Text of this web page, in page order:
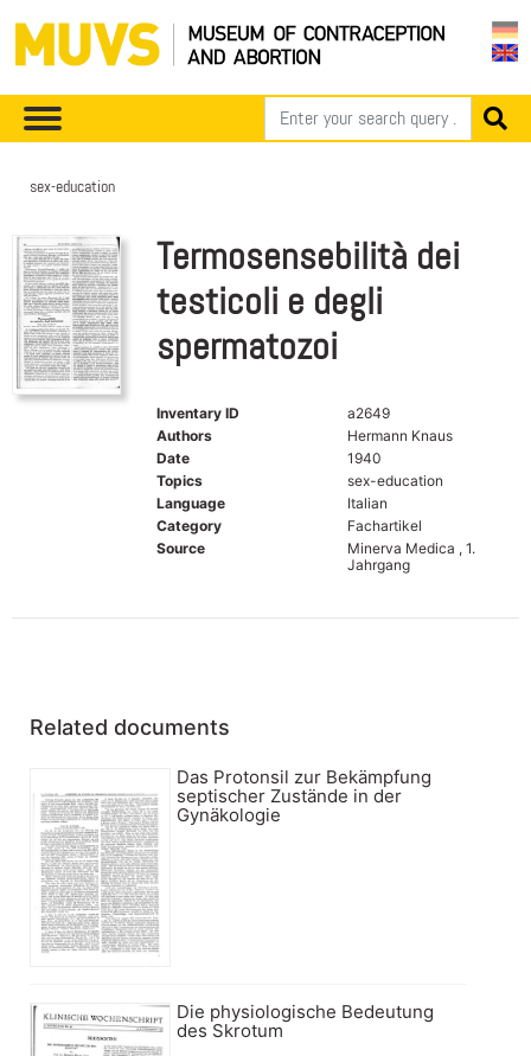
sex-education
Termosensebilità dei
testicoli e degli
spermatozoi
Inventary ID
a2649
Authors
Hermann Knaus
Date
1940
Topics
sex-education
Language
Italian
Category
Fachartikel
Source
Minerva Medica , 1.
Jahrgang
Related documents
Das Protonsil zur Bekämpfung
septischer Zustände in der
Gynäkologie
Die physiologische Bedeutung
des Skrotum